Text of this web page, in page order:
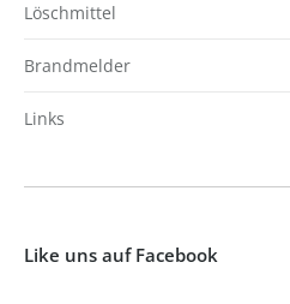
Löschmittel
Brandmelder
Links
Like uns auf Facebook